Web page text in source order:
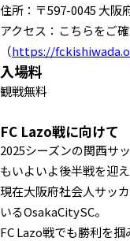
住所：〒597-0045 大阪
アクセス：こちらをご
（https://
入場料
観戦無料
FC Lazo戦に向けて
2025シーズンの関西サ
もいよいよ後半戦を迎え
現在大阪府社会人サッ
いるOsakaCitySC。
FC Lazo戦でも勝利を